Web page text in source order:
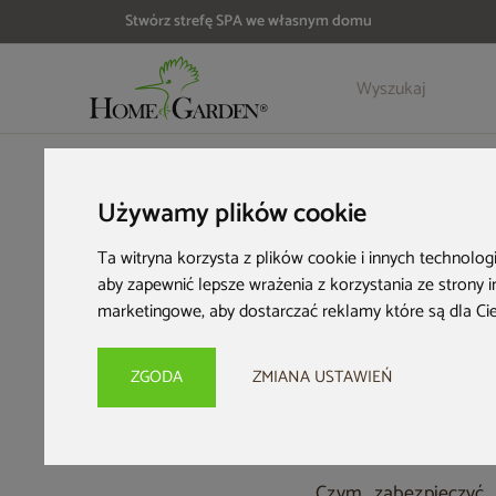
Używamy plików cookie
Ta witryna korzysta z plików cookie i innych
aby zapewnić lepsze wrażenia z korzystania ze strony
marketingowe,aby dostarczać reklamy które są dla
ZGODA ZMIANA USTAWIEŃ
Stwórz strefę SPA we własnym domu